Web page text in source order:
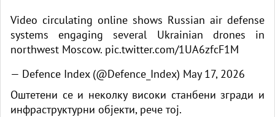
Video circulating online shows Russian air defense
systems engaging several Ukrainian drones in
northwest Moscow. pic.twitter.com/1UA6zfcF1M
— Defence Index (@Defence_Index) May 17, 2026
Оштетени се и неколку високи станбени згради и
инфраструктурни објекти, рече тој.